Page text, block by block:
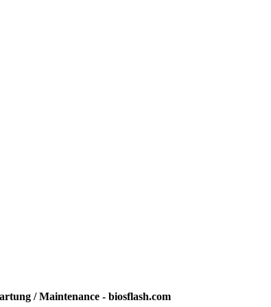
/ Maintenance - biosflash.com